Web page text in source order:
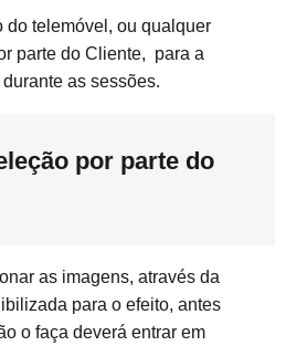
do telemóvel, ou qualquer
parte do Cliente, para a
as sessões.
por parte do
as imagens, através da
para o efeito, antes
o faça deverá entrar em